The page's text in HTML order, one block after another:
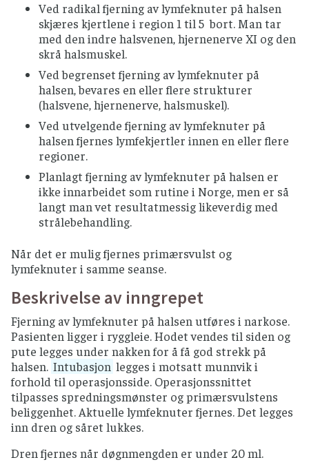
Ved radikal fjerning av lymfeknuter på halsen
skjæres kjertlene i region 1 til 5 bort. Man tar
med den indre halsvenen, hjernenerve XI og den
skrå halsmuskel.
Ved begrenset fjerning av lymfeknuter på
halsen, bevares en eller flere strukturer
(halsvene, hjernenerve, halsmuskel).
Ved utvelgende fjerning av lymfeknuter på
halsen fjernes lymfekjertler innen en eller flere
regioner.
Planlagt fjerning av lymfeknuter på halsen er
ikke innarbeidet som rutine i Norge, men er så
langt man vet resultatmessig likeverdig med
strålebehandling.
Når det er mulig fjernes primærsvulst og
lymfeknuter i samme seanse.
Beskrivelse av inngrepet
Fjerning av lymfeknuter på halsen utføres i narkose.
Pasienten ligger i ryggleie. Hodet vendes til siden og
pute legges under nakken for å få god strekk på
halsen. Intubasjon legges i motsatt munnvik i
forhold til operasjonsside. Operasjonssnittet
tilpasses spredningsmønster og primærsvulstens
beliggenhet. Aktuelle lymfeknuter fjernes. Det legges
inn dren og såret lukkes.
Dren fjernes når døgnmengden er under 20 ml.